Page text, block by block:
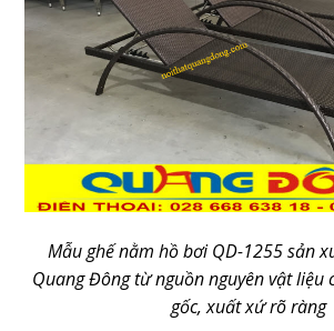
Mẫu ghế nằm hồ bơi QD-1255 sản
Quang Đông từ nguồn nguyên vật liệu
gốc, xuất xứ rõ ràng